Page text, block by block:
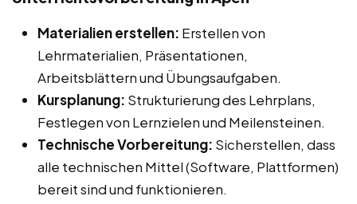
Materialien erstellen: Erstellen von
Lehrmaterialien, Präsentationen,
Arbeitsblättern und Übungsaufgaben.
Kursplanung: Strukturierung des Lehrplans,
Festlegen von Lernzielen und Meilensteinen.
Technische Vorbereitung: Sicherstellen, dass
alle technischen Mittel (Software, Plattformen)
bereit sind und funktionieren.